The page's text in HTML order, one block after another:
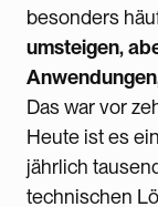
besonders
umsteigen,
Das war vor
Heute ist es
jährlich
technischen